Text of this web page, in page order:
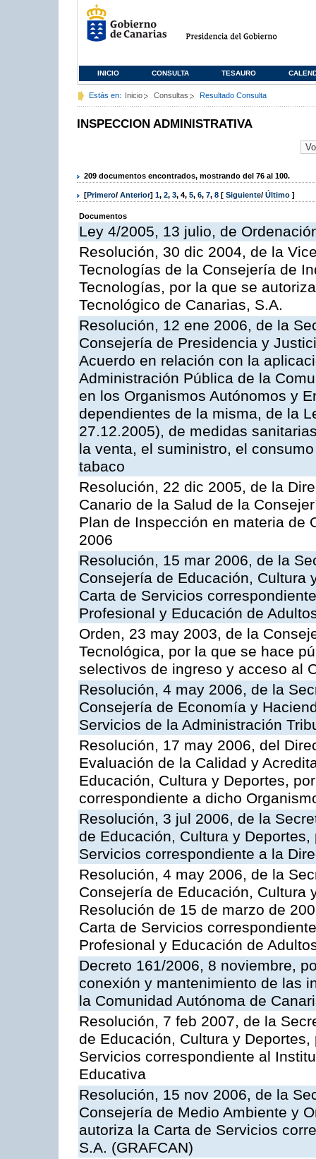
INICIO CONSULTA TESAURO
Estás en: Inicio Consultas Resultado Consulta
INSPECCION ADMINISTRATIVA
209 documentos encontrados, mostrando del 76 al 100.
[Primero/ Anterior] 1, 2, 3, 4, 5, 6, 7, 8 [ Siguiente/ Último ]
Documentos
Ley 4/2005, 13 julio, de
Resolución, 30 dic 2004, de la
Tecnologías de la Consejería de
Tecnologías, por la que se
Tecnológico de Canarias, S.A.
Resolución, 12 ene 2006, de la
Consejería de Presidencia y
Acuerdo en relación con la
Administración Pública de la
en los Organismos Autónomos y
dependientes de la misma, de la
27.12.2005), de medidas
la venta, el suministro, el
tabaco
Resolución, 22 dic 2005, de la
Canario de la Salud de la
Plan de Inspección en materia de
2006
Resolución, 15 mar 2006, de la
Consejería de Educación, Cultura
Carta de Servicios
Profesional y Educación de
Orden, 23 may 2003, de la
Tecnológica, por la que se hace
selectivos de ingreso y acceso al
Resolución, 4 may 2006, de la
Consejería de Economía y
Servicios de la Administración
Resolución, 17 may 2006, del
Evaluación de la Calidad y
Educación, Cultura y Deportes,
correspondiente a dicho
Resolución, 3 jul 2006, de la
de Educación, Cultura y
Servicios correspondiente a la
Resolución, 4 may 2006, de la
Consejería de Educación, Cultura
Resolución de 15 de marzo de
Carta de Servicios
Profesional y Educación de
Decreto 161/2006, 8 noviembre,
conexión y mantenimiento de las
la Comunidad Autónoma de
Resolución, 7 feb 2007, de la
de Educación, Cultura y
Servicios correspondiente al
Educativa
Resolución, 15 nov 2006, de la
Consejería de Medio Ambiente y
autoriza la Carta de Servicios
S.A. (GRAFCAN)